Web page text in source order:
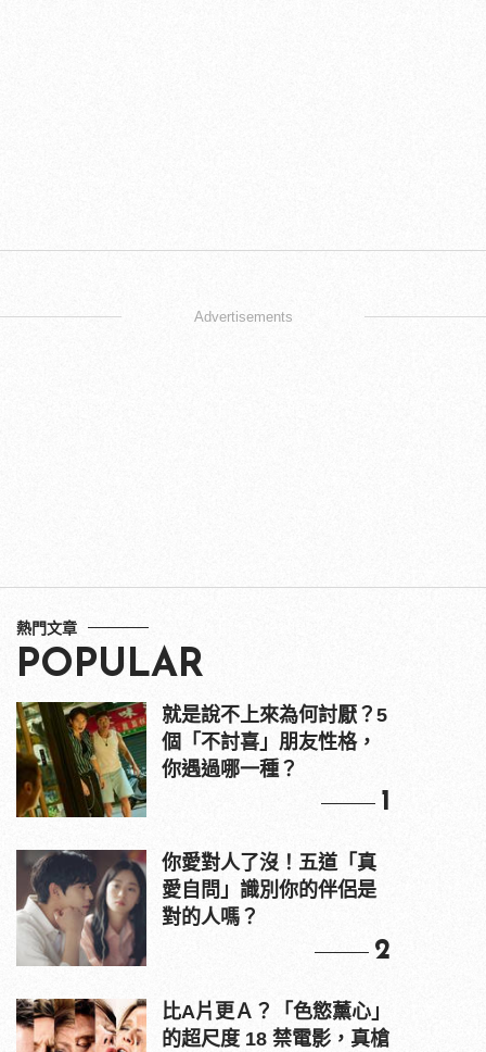
Advertisements
熱門文章
POPULAR
就是說不上來為何討厭？5
個「不討喜」朋友性格，
你遇過哪一種？
1
你愛對人了沒！五道「真
愛自問」識別你的伴侶是
對的人嗎？
2
比A片更Ａ？「色慾薰心」
的超尺度 18 禁電影，真槍